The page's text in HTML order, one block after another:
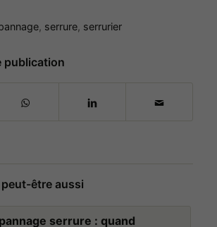
, serrure, serrurier
publication
être aussi
serrure : quand